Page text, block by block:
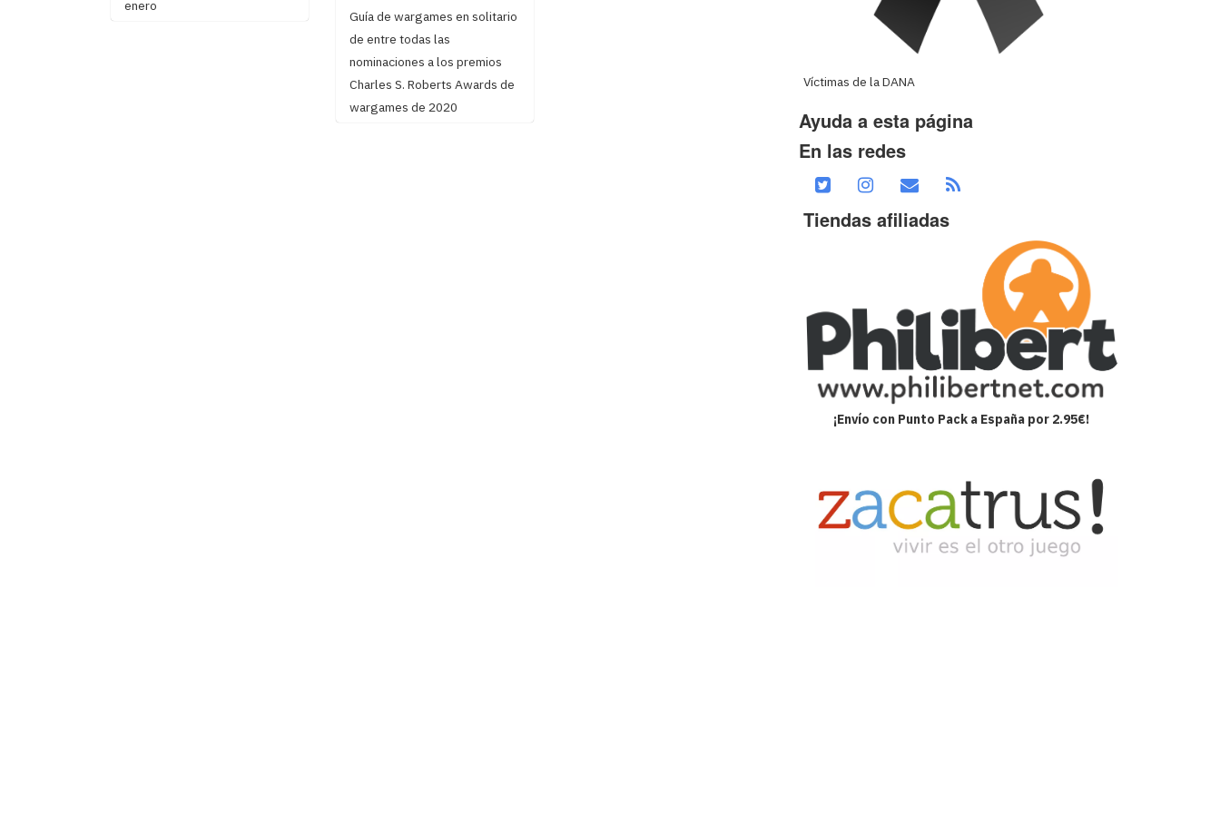
enero
Guía de wargames en solitario
de entre todas las
nominaciones a los premios
Charles S. Roberts Awards de
wargames de 2020
Víctimas de la DANA
Ayuda a esta página
En las redes
Tiendas afiliadas
¡Envío con Punto Pack a España por 2.95€!